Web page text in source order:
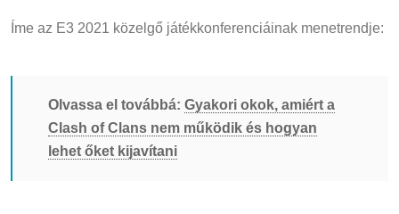
Íme az E3 2021 közelgő játékkonferenciáinak menetrendje:
Olvassa el továbbá: Gyakori okok, amiért a
Clash of Clans nem működik és hogyan
lehet őket kijavítani